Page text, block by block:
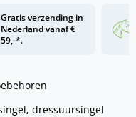
Gratis verzending in
Nederland vanaf €
59,-*.
, dressuursingel